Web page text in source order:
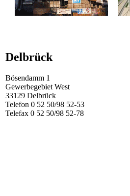
Delbrück
Bösendamm 1
Gewerbegebiet West
33129 Delbrück
Telefon 0 52 50/98 52-53
Telefax 0 52 50/98 52-78